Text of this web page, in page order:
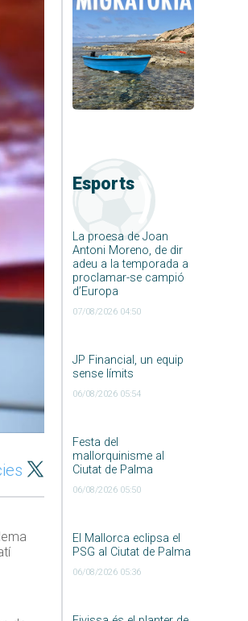
Esports
La proesa de Joan
Antoni Moreno, de dir
adeu a la temporada a
proclamar-se campió
d’Europa
07/08/2026 04:50
JP Financial, un equip
sense límits
06/08/2026 05:54
Festa del
mallorquinisme al
Ciutat de Palma
06/08/2026 05:50
El Mallorca eclipsa el
PSG al Ciutat de Palma
06/08/2026 05:36